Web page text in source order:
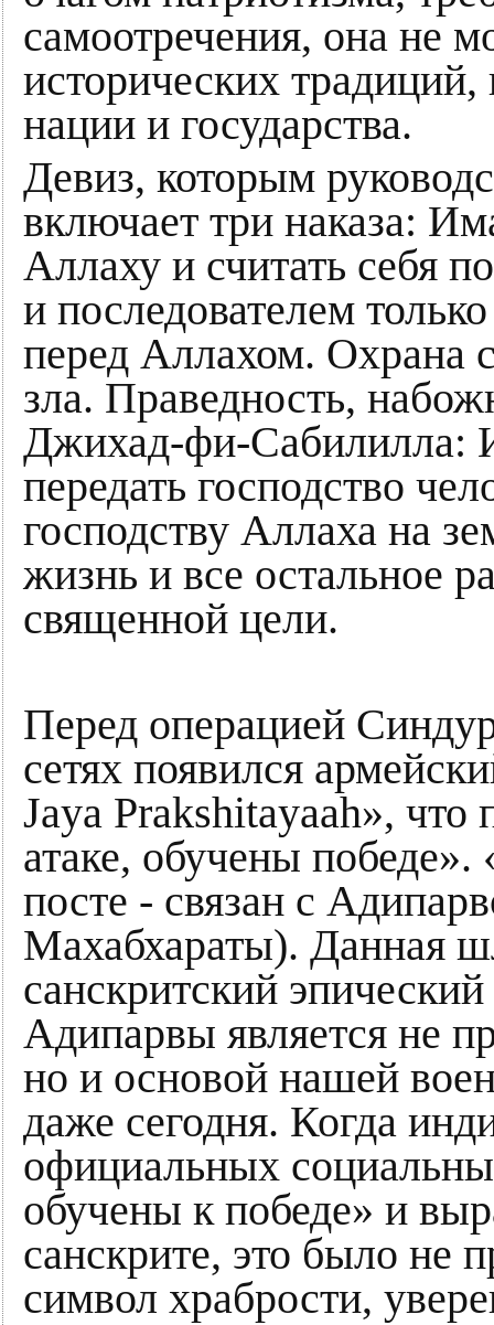
самоотречения, она не
исторических традиций,
нации и государства.
Девиз, которым
включает три наказа:
Аллаху и считать себя
и последователем
перед Аллахом. Охрана
зла. Праведность,
Джихад-фи-Сабилилла:
передать господство
господству Аллаха на
жизнь и все остальное
священной цели.
Перед операцией
сетях появился
Jaya Prakshitayaah», что
атаке, обучены
посте - связан с
Махабхараты). Данная
санскритский
Адипарвы является не
но и основой нашей
даже сегодня. Когда
официальных
обучены к победе» и
санскрите, это было не
символ храбрости,